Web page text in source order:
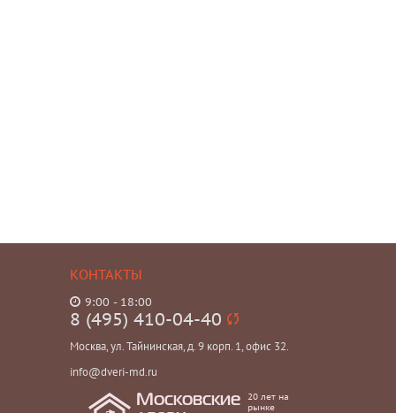
КОНТАКТЫ
9:00 - 18:00
8 (495) 410-04-40
Москва, ул. Тайнинская, д. 9 корп. 1, офис 32.
info@dveri-md.ru
Московские
20 лет на
рынке